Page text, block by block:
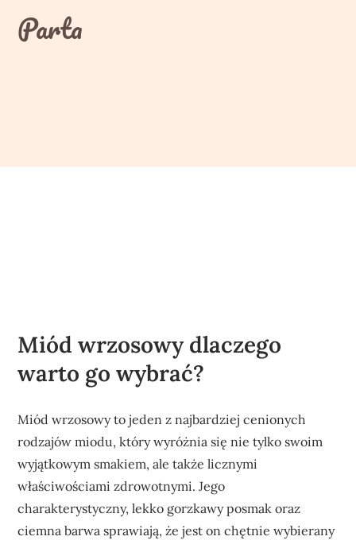
contentParta
Miód wrzosowy dlaczego
warto go wybrać?
Miód wrzosowy to jeden z najbardziej cenionych
rodzajów miodu, który wyróżnia się nie tylko swoim
wyjątkowym smakiem, ale także licznymi
właściwościami zdrowotnymi. Jego
charakterystyczny, lekko gorzkawy posmak oraz
ciemna barwa sprawiają, że jest on chętnie wybierany